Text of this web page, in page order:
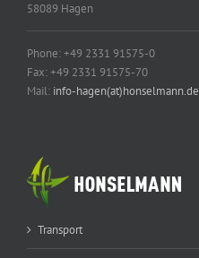
58089 Hagen
Phone: +49 2331 91575-0
Fax: +49 2331 91575-70
Mail: info-hagen(at)honselmann.de
Transport